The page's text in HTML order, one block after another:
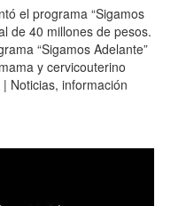
el programa “Sigamos
de 40 millones de pesos.
“Sigamos Adelante”
y cervicouterino
Noticias, información